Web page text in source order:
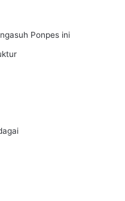
Ponpes ini